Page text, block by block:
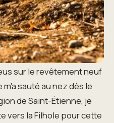
sur le revêtement neuf
sauté au nez dès le
de Saint-Étienne, je
vers la Filhole pour cette